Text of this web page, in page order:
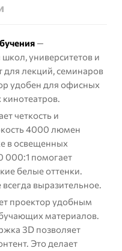
—
университетов и
лекций, семинаров
удобен для офисных
четкость и
4000 люмен
в освещенных
000:1 помогает
белые оттенки.
выразительное.
проектор удобным
материалов.
3D позволяет
Это делает